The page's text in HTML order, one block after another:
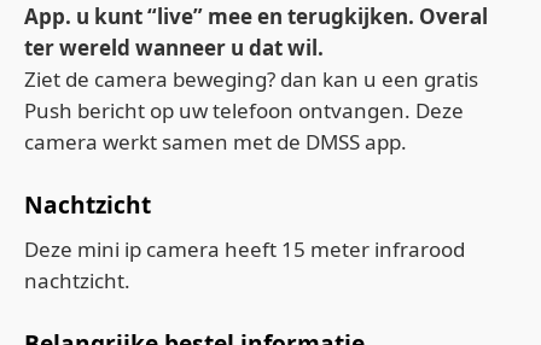
App. u kunt “live” mee en terugkijken. Overal
ter wereld wanneer u dat wil.
Ziet de camera beweging? dan kan u een gratis
Push bericht op uw telefoon ontvangen. Deze
camera werkt samen met de DMSS app.
Nachtzicht
Deze mini ip camera heeft 15 meter infrarood
nachtzicht.